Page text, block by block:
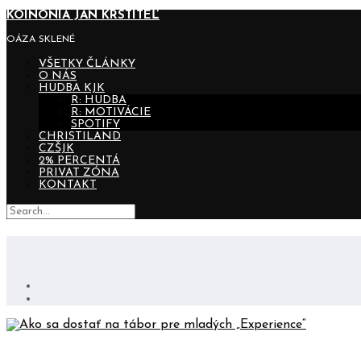
KOINONIA JÁN KRSTITEĽ
OÁZA SKLENÉ
VŠETKY ČLÁNKY
O NÁS
HUDBA KJK
R: HUDBA
R: MOTIVÁCIE
SPOTIFY
CHRISTILAND
CZŠJK
2% PERCENTÁ
PRIVAT ZÓNA
KONTAKT